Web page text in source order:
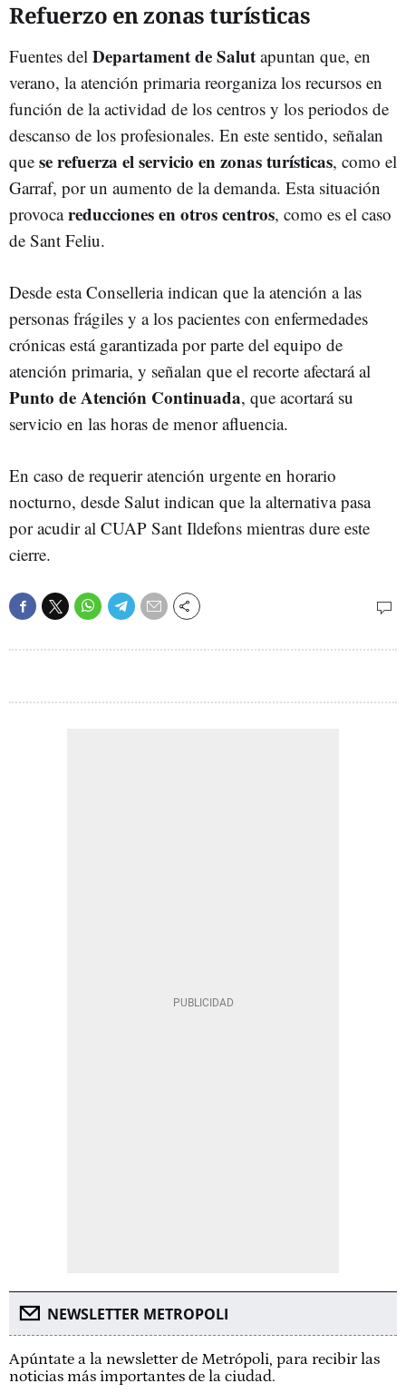
Refuerzo en zonas turísticas
Fuentes del Departament de Salut apuntan que, en
verano, la atención primaria reorganiza los recursos en
función de la actividad de los centros y los periodos de
descanso de los profesionales. En este sentido, señalan
que se refuerza el servicio en zonas turísticas, como el
Garraf, por un aumento de la demanda. Esta situación
provocareducciones en otros centros, como es el caso
de Sant Feliu.
Desde esta Conselleria indican que la atención a las
personas frágiles y a los pacientes con enfermedades
crónicas está garantizada por parte del equipo de
atención primaria, y señalan que el recorte afectará al
Punto de Atención Continuada, que acortará su
servicio en las horas de menor afluencia.
En caso de requerir atención urgente en horario
nocturno, desde Salut indican que la alternativa pasa
por acudir al CUAP Sant Ildefons mientras dure este
cierre.
NEWSLETTER METROPOLI
Apúntate a la newsletter de Metrópoli, para recibir las
noticias más importantes de la ciudad.